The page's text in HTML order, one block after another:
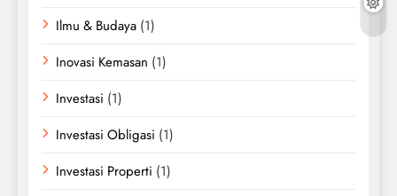
Ilmu & Budaya (1)
Inovasi Kemasan (1)
Investasi (1)
Investasi Obligasi (1)
Investasi Properti (1)